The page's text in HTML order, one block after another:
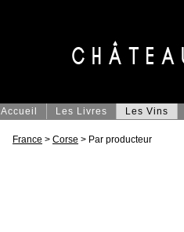
Accueil Les Livres Les Vins
France > Corse > Par producteur